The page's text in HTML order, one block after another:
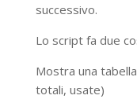
successivo.
Lo script fa due
Mostra una
totali, usate)